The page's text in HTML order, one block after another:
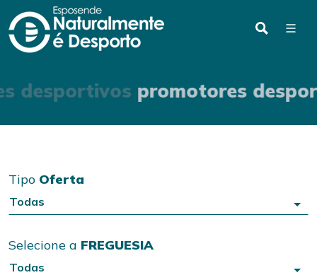
desportivos promotores
Tipo Oferta
Todas
Selecione a FREGUESIA
Todas